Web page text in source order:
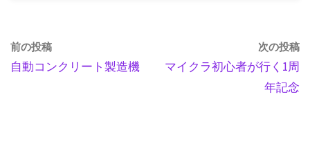
前の投稿
自動コンクリート製造機
次の投稿
マイクラ初心者が行く1周
年記念